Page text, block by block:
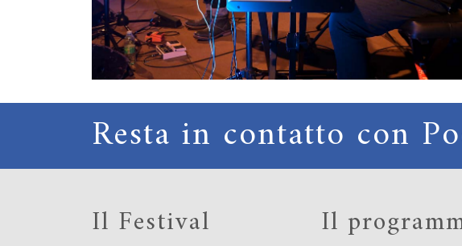
Resta in contatto con
Il Festival Il